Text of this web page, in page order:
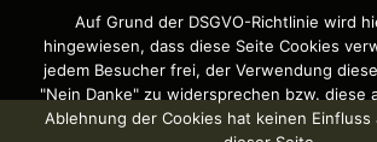
Auf Grund der DSGVO-Richtlinie wird
hingewiesen, dass diese Seite Cookies
jedem Besucher frei, der Verwendung
"Nein Danke" zu widersprechen bzw. diese
Ablehnung der Cookies hat keinen